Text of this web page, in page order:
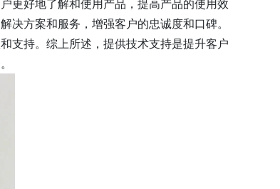
方案和服务，增强客户的忠诚度和口碑。
支持。综上所述，提供技术支持是提升客户